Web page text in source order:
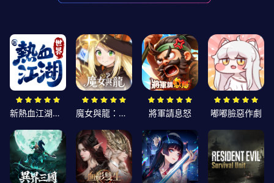
新熱血江湖：世界 魔女與龍：光暗篇章 將軍請息怒 嘟嘟臉惡作劇